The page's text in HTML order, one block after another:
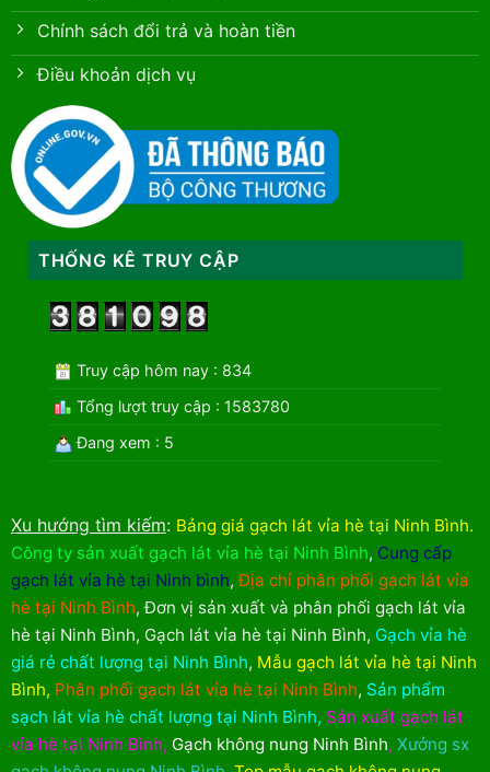
Chính sách đổi trả và hoàn tiền
Điều khoản dịch vụ
THỐNG KÊ TRUY CẬP
Truy cập hôm nay : 834
Tổng lượt truy cập : 1583780
Đang xem : 5
Xu hướng tìm kiếm: Bảng giá gạch lát vỉa hè tại Ninh Bình.
Công ty sản xuất gạch lát vỉa hè tại Ninh Bình, Cung cấp
gạch lát vỉa hè tại Ninh bình,Địa chỉ phân phối gạch lát vỉa
hè tại Ninh Bình,Đơn vị sản xuất và phân phối gạch lát vỉa
hè tại Ninh Bình, Gạch lát vỉa hè tại Ninh Bình, Gạch vỉa hè
giá rẻ chất lượng tại Ninh Bình, Mẫu gạch lát vỉa hè tại Ninh
Bình, Phân phối gạch lát vỉa hè tại Ninh Bình, Sản phẩm
sạch lát vỉa hè chất lượng tại Ninh Bình, Sản xuất gạch lát
vỉa hè tại Ninh Bình, Gạch không nung Ninh Bình, Xưởng sx